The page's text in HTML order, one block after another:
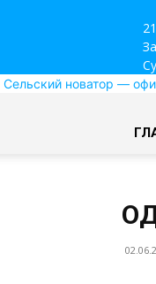
Сельский новатор —